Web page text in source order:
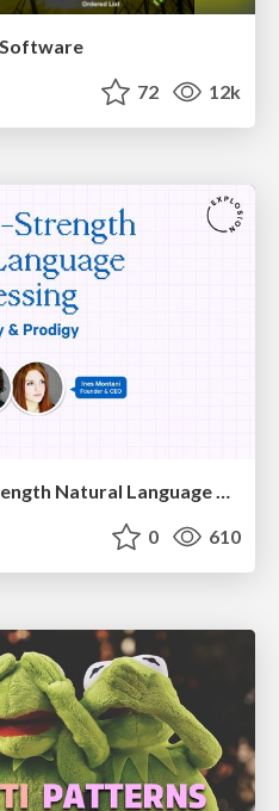
Software
72 12k
HU Berlin: Industrial-Strength Natural Language Processing with spaCy and Prodigy
0 610